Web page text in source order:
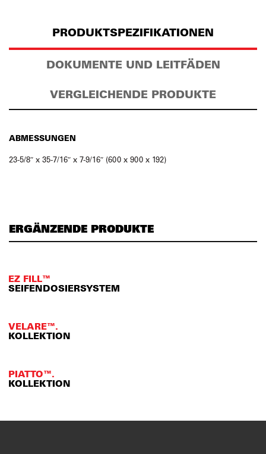
PRODUKTSPEZIFIKATIONEN
DOKUMENTE UND LEITFÄDEN
VERGLEICHENDE PRODUKTE
ABMESSUNGEN
23-5/8″ x 35-7/16″ x 7-9/16″ (600 x 900 x 192)
ERGÄNZENDE PRODUKTE
EZ FILL™
SEIFENDOSIERSYSTEM
VELARE™.
KOLLEKTION
PIATTO™.
KOLLEKTION